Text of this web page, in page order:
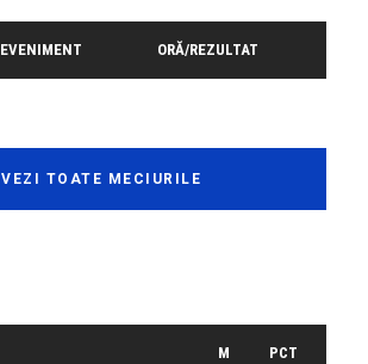
EVENIMENT ORĂ/REZULTAT
VEZI TOATE MECIURILE
M PCT